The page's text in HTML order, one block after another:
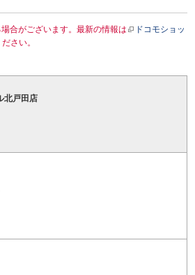
合がございます。最新の情報は
ドコモショッ
さい。
北戸田店